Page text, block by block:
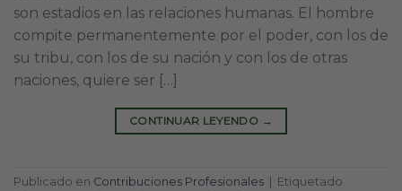
son estadios en las relaciones humanas. El hombre
compite permanentemente por el poder, con los de
su tribu, con los de su nación y con los de otras
naciones, quiere ser […]
CONTINUAR LEYENDO →
Publicado en Contribuciones Profesionales
Etiquetado